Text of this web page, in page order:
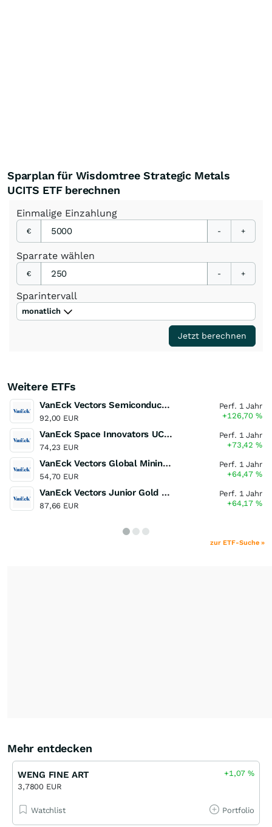
Sparplan für Wisdomtree Strategic Metals
UCITS ETF berechnen
Einmalige Einzahlung
€ - +
Sparrate wählen
€ - +
Sparintervall
monatlich
Jetzt berechnen
Weitere ETFs
VanEck Vectors Semiconductor UCITS ETF
92,00 EUR
Perf. 1 Jahr
+126,70%
VanEck Space Innovators UCITS ETF
74,23 EUR
Perf. 1 Jahr
+73,42%
VanEck Vectors Global Mining UCITS ETF
54,70 EUR
Perf. 1 Jahr
+64,47%
VanEck Vectors Junior Gold Miners UCITS ETF
87,66 EUR
Perf. 1 Jahr
+64,17%
zur ETF-Suche »
Mehr entdecken
WENG FINE ART
3,7800 EUR
+1,07%
Watchlist Portfolio